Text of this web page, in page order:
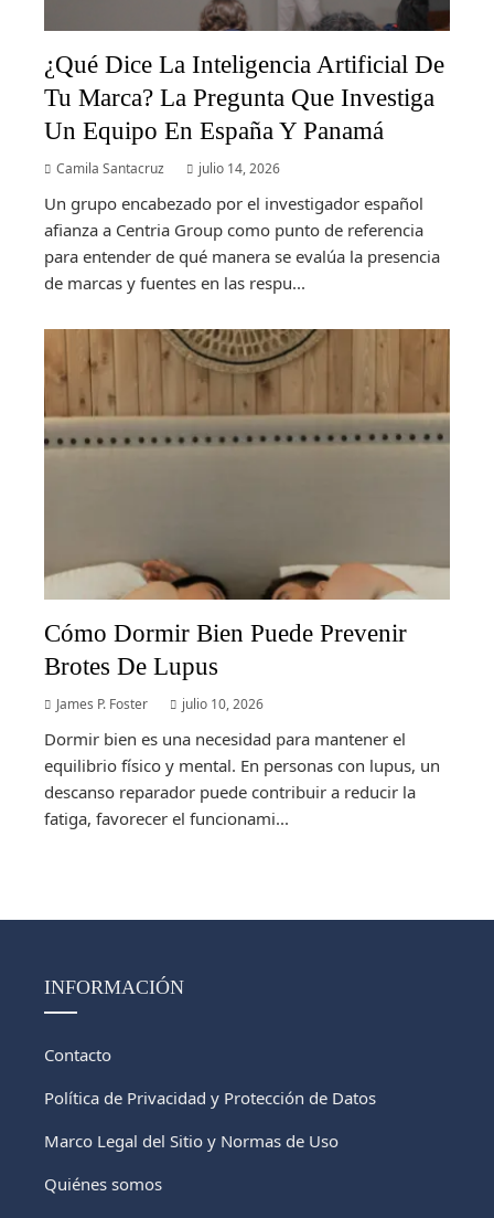
¿Qué Dice La Inteligencia Artificial De
Tu Marca? La Pregunta Que Investiga
Un Equipo En España Y Panamá
Camila Santacruz julio 14, 2026
Un grupo encabezado por el investigador español
afianza a Centria Group como punto de referencia
para entender de qué manera se evalúa la presencia
de marcas y fuentes en las respu...
Cómo Dormir Bien Puede Prevenir
Brotes De Lupus
James P. Foster julio 10, 2026
Dormir bien es una necesidad para mantener el
equilibrio físico y mental. En personas con lupus, un
descanso reparador puede contribuir a reducir la
fatiga, favorecer el funcionami...
INFORMACIÓN
Contacto
Política de Privacidad y Protección de Datos
Marco Legal del Sitio y Normas de Uso
Quiénes somos